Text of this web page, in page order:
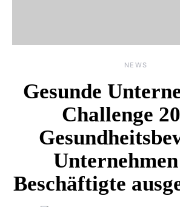
NEWS
Gesunde
Challenge
Beschäftigte